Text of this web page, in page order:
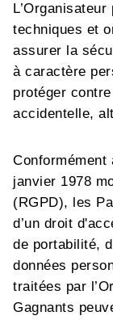
techniques et
assurer la
à caractère
protéger
accidentelle,
janvier 1978
(RGPD), les
d’un droit
de portabilité,
données
traitées par
Gagnants